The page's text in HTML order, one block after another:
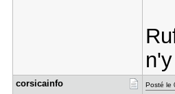
corsicainf​o Posté le